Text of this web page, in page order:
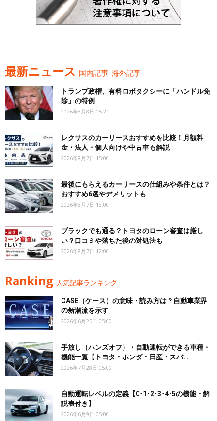
最新ニュース 国内記事 海外記事
トランプ政権、有料ロボタクシーに「ハンドル免
除」の特例
2026年8月8日 05:21
レクサスのカーリースおすすめを比較！月額料
金・法人・個人向けや中古車も解説
2026年8月7日 15:00
最後にもらえるカーリースの仕組みや条件とは？
おすすめ6選やデメリットも
2026年8月7日 13:00
ブラックでも通る？トヨタのローン審査は厳し
い？口コミや落ちた後の対処法も
2026年8月7日 12:00
Ranking 人気記事ランキング
CASE（ケース）の意味・読み方は？自動車業界
の新潮流を示す
2026年6月25日 05:00
手放し（ハンズオフ）・自動運転ができる車種・
機能一覧【トヨタ・ホンダ・日産・スバ...
2026年7月28日 05:00
自動運転レベルの定義【0･1･2･3･4･5の機能・解
説表付き】
2026年6月9日 05:00